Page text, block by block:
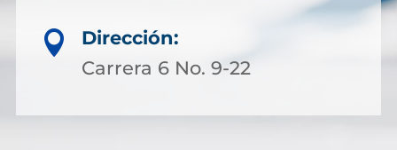

Dirección:
Carrera 6 No. 9-22